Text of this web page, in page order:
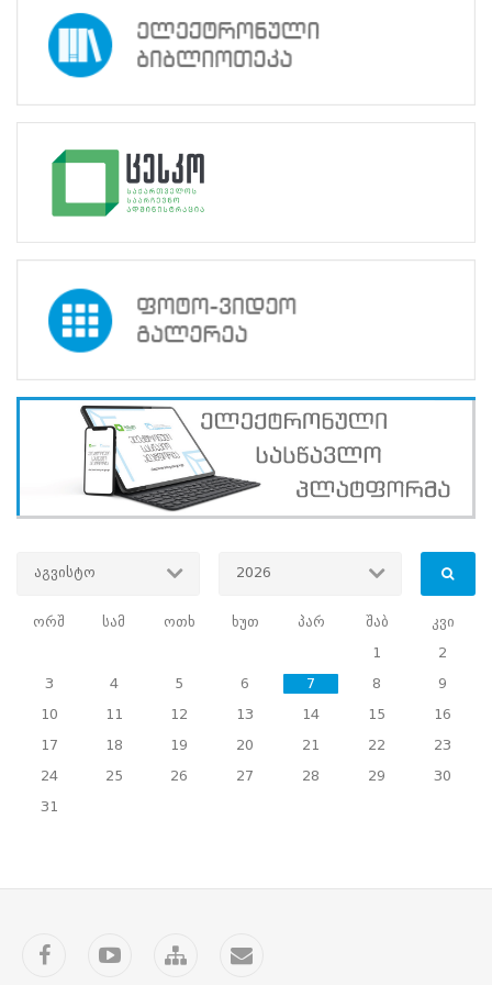
პროექტები
არჩევნების
მიხედვით
სტატისტიკა
საინფორმაციო
საოლქო
საარჩევნო
კომისიების
სტატისტიკა,
2023 წლის 1
ოქტომბრის
შუალედური
არჩევნები
დასახელება:საინფორმაციო
შეხვედრები
კომისიების
ტექნოლოგიურ
სიახლეებზე
რეფორმის
შემოთავაზებული
სიახლეების
კენჭისყრის
მართვის
სამიზნე
ჯგუფი:3
საოლქო
აგვისტო 2026
ორშ სამ ოთხ ხუთ პარ შაბ
კვი
1
2
3
4 5 6 7 8
9
10
11 12 13 14 15
16
17
18 19 20 21 22
23
24
25 26 27 28 29
30
31
Facebook
YouTube
საიტის
კონტაქტი